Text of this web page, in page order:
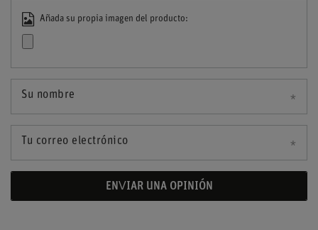
Añada su propia imagen del producto:
Su nombre
Tu correo electrónico
ENVIAR UNA OPINIÓN